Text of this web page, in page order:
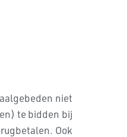
niet
te bidden bij
Ook